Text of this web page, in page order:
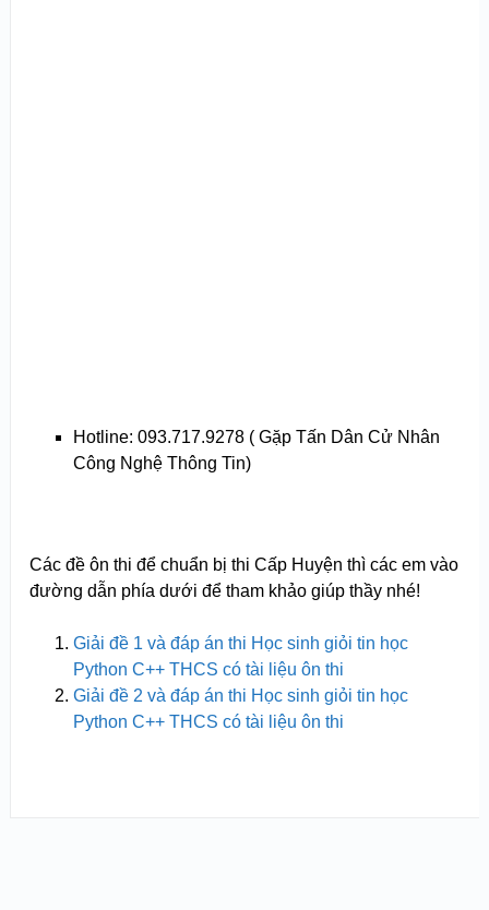
Hotline: 093.717.9278 ( Gặp Tấn Dân Cử Nhân
Công Nghệ Thông Tin)
Các đề ôn thi để chuẩn bị thi Cấp Huyện thì các em vào
đường dẫn phía dưới để tham khảo giúp thầy nhé!
Giải đề 1 và đáp án thi Học sinh giỏi tin học
Python C++ THCS có tài liệu ôn thi
Giải đề 2 và đáp án thi Học sinh giỏi tin học
Python C++ THCS có tài liệu ôn thi